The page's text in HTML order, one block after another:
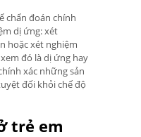
chẩn đoán chính
dị ứng: xét
hoặc xét nghiệm
đó là dị ứng hay
xác những sản
đối khỏi chế độ
trẻ em